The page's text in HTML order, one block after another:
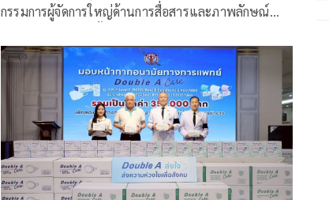
กรรมการผู้จัดการใหญ่ด้านการสื่อสารและภาพลักษณ์
แทนส่งมอบหน้ากากอนามัยทางการแพทย์ Double A
Care รวมมูลค่า 351,000 บาท ให้โรงพยาบาลสมเด็จ
พระนางเจ้าสิริกิติ์ กรมแพทย์ทหารเรือ